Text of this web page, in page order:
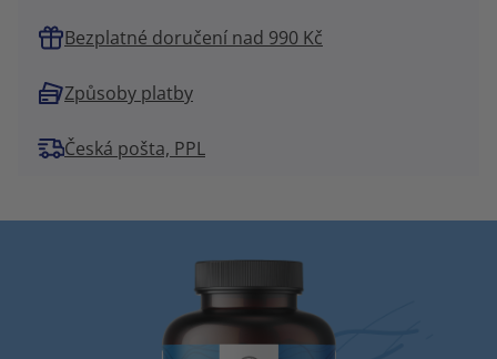
Bezplatné doručení nad 990 Kč
Způsoby platby
Česká pošta, PPL